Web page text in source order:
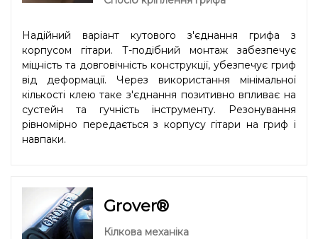
Надійний варіант кутового з'єднання грифа з
корпусом гітари. Т-подібний монтаж забезпечує
міцність та довговічність конструкції, убезпечує гриф
від деформації. Через використання мінімальної
кількості клею таке з'єднання позитивно впливає на
сустейн та гучність інструменту. Резонування
рівномірно передається з корпусу гітари на гриф і
навпаки.
Grover®
Кілкова механіка